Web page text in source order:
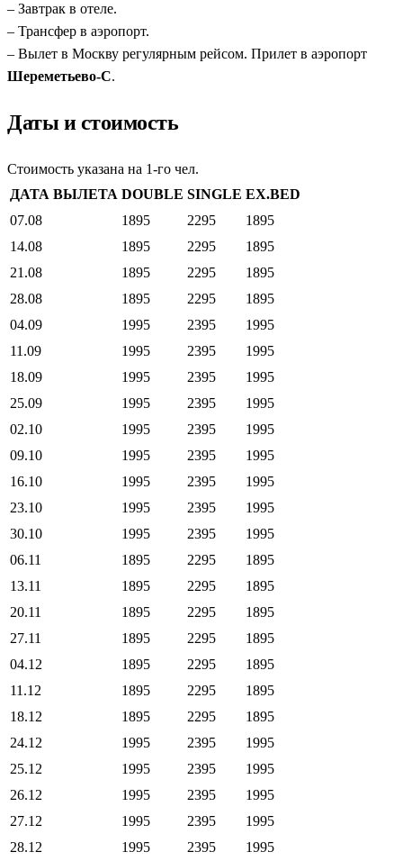
– Завтрак в отеле.
– Трансфер в аэропорт.
– Вылет в Москву регулярным рейсом. Прилет в аэропорт
Шереметьево-C.
Даты и стоимость
Стоимость указана на 1-го чел.
ДАТА ВЫЛЕТА DOUBLE SINGLE EX.BED
07.08
1895 2295
1895
14.08
1895 2295
1895
21.08
1895 2295
1895
28.08
1895 2295
1895
04.09
1995 2395
1995
11.09
1995 2395
1995
18.09
1995 2395
1995
25.09
1995 2395
1995
02.10
1995 2395
1995
09.10
1995 2395
1995
16.10
1995 2395
1995
23.10
1995 2395
1995
30.10
1995 2395
1995
06.11
1895 2295
1895
13.11
1895 2295
1895
20.11
1895 2295
1895
27.11
1895 2295
1895
04.12
1895 2295
1895
11.12
1895 2295
1895
18.12
1895 2295
1895
24.12
1995 2395
1995
25.12
1995 2395
1995
26.12
1995 2395
1995
27.12
1995 2395
1995
28.12
1995 2395 1995